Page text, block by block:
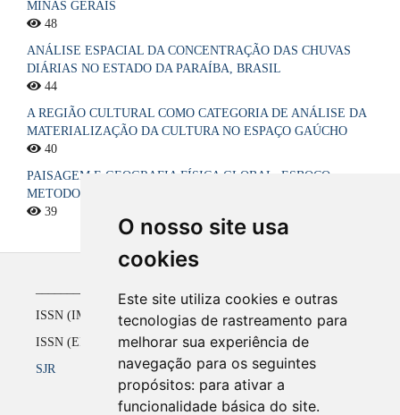
O nosso site usa
cookies
Este site utiliza cookies e outras
tecnologias de rastreamento para
melhorar sua experiência de
navegação para os seguintes
propósitos: para ativar a
funcionalidade básica do site.
MINAS GERAIS
48
ANÁLISE ESPACIAL DA CONCENTRAÇÃO DAS CHUVAS
DIÁRIAS NO ESTADO DA PARAÍBA, BRASIL
44
A REGIÃO CULTURAL COMO CATEGORIA DE ANÁLISE DA
MATERIALIZAÇÃO DA CULTURA NO ESPAÇO GAÚCHO
40
PAISAGEM E GEOGRAFIA FÍSICA GLOBAL. ESBOÇO
METODOLÓGICO
39
ISSN (IMPRESSO) 1516-4136 até 2008
ISSN (ELETRÔNICO) 2177-2738 a partir de 2009
SJR